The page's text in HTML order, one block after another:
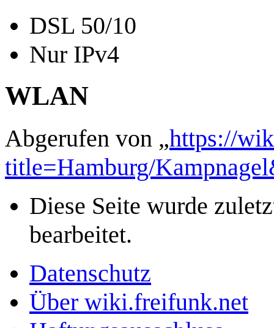
DSL 50/10
Nur IPv4
WLAN
Abgerufen von „https://
title=Hamburg/
Diese Seite wurde
bearbeitet.
Datenschutz
Über wiki.freifunk.net